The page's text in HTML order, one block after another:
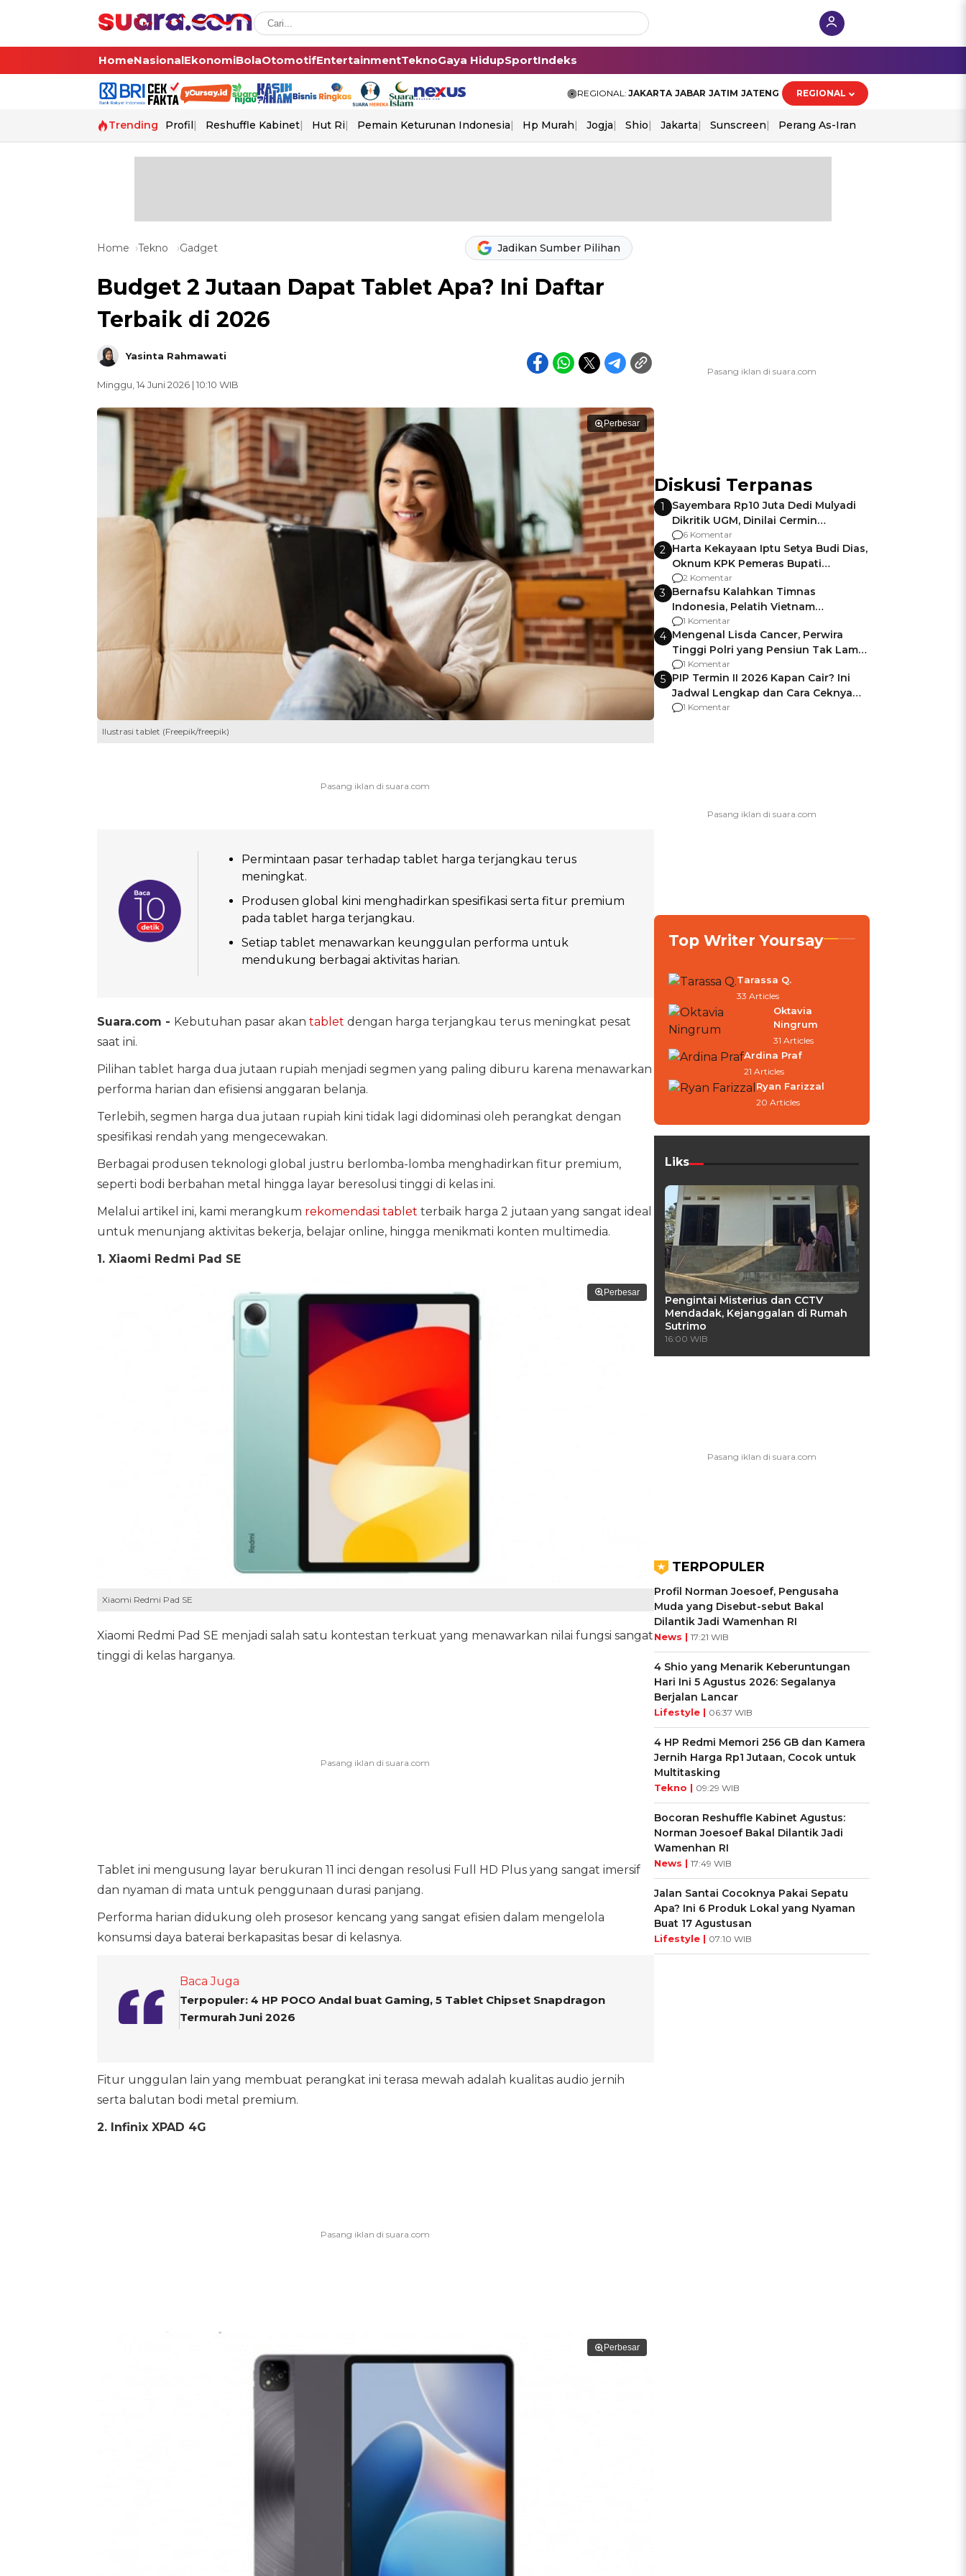
HomeNasionalEkonomiBolaOtomotifEntertainmentTeknoGaya HidupSportIndeks
REGIONAL: JAKARTA JABAR JATIM JATENG REGIONAL
Trending Profil Reshuffle Kabinet Hut Ri Pemain Keturunan Indonesia Hp Murah Jogja Shio Jakarta Sunscreen Perang As-Iran
Home Tekno Gadget Jadikan Sumber Pilihan
Budget 2 Jutaan Dapat Tablet Apa? Ini Daftar
Terbaik di 2026
Yasinta Rahmawati
Minggu, 14 Juni 2026 | 10:10 WIB
Perbesar
Ilustrasi tablet (Freepik/freepik)
Permintaan pasar terhadap tablet harga terjangkau terus
meningkat.
Produsen global kini menghadirkan spesifikasi serta fitur premium
pada tablet harga terjangkau.
Setiap tablet menawarkan keunggulan performa untuk
mendukung berbagai aktivitas harian.
Suara.com - Kebutuhan pasar akan tablet dengan harga terjangkau terus meningkat pesat
saat ini.
Pilihan tablet harga dua jutaan rupiah menjadi segmen yang paling diburu karena menawarkan
performa harian dan efisiensi anggaran belanja.
Terlebih, segmen harga dua jutaan rupiah kini tidak lagi didominasi oleh perangkat dengan
spesifikasi rendah yang mengecewakan.
Berbagai produsen teknologi global justru berlomba-lomba menghadirkan fitur premium,
seperti bodi berbahan metal hingga layar beresolusi tinggi di kelas ini.
Melalui artikel ini, kami merangkum rekomendasi tablet terbaik harga 2 jutaan yang sangat ideal
untuk menunjang aktivitas bekerja, belajar online, hingga menikmati konten multimedia.
1. Xiaomi Redmi Pad SE
Perbesar
Xiaomi Redmi Pad SE
Xiaomi Redmi Pad SE menjadi salah satu kontestan terkuat yang menawarkan nilai fungsi sangat
tinggi di kelas harganya.
Tablet ini mengusung layar berukuran 11 inci dengan resolusi Full HD Plus yang sangat imersif
dan nyaman di mata untuk penggunaan durasi panjang.
Performa harian didukung oleh prosesor kencang yang sangat efisien dalam mengelola
konsumsi daya baterai berkapasitas besar di kelasnya.
Baca Juga
Terpopuler: 4 HP POCO Andal buat Gaming, 5 Tablet Chipset Snapdragon
Termurah Juni 2026
Fitur unggulan lain yang membuat perangkat ini terasa mewah adalah kualitas audio jernih
serta balutan bodi metal premium.
2. Infinix XPAD 4G
Perbesar
Diskusi Terpanas
1
Sayembara Rp10 Juta Dedi Mulyadi
Dikritik UGM, Dinilai Cermin
Gagalnya Negara Jamin Keamanan
6 Komentar
2 Harta Kekayaan Iptu Setya Budi Dias,
Oknum KPK Pemeras Bupati
Pemalang
2 Komentar
3 Bernafsu Kalahkan Timnas
Indonesia, Pelatih Vietnam
Berencana Pakai Jimat di Pakansari
1 Komentar
4 Mengenal Lisda Cancer, Perwira
Tinggi Polri yang Pensiun Tak Lama
Usai Jadi Brigjen
1 Komentar
5 PIP Termin II 2026 Kapan Cair? Ini
Jadwal Lengkap dan Cara Ceknya
agar Dana Tidak Hangus!
1 Komentar
Top Writer Yoursay
Tarassa Q.
33 Articles
Oktavia
Ningrum
31 Articles
Ardina Praf
21 Articles
Ryan Farizzal
20 Articles
Liks
Pengintai Misterius dan CCTV
Mendadak, Kejanggalan di Rumah
Sutrimo
16:00 WIB
TERPOPULER
Profil Norman Joesoef, Pengusaha
Muda yang Disebut-sebut Bakal
Dilantik Jadi Wamenhan RI
News | 17:21 WIB
4 Shio yang Menarik Keberuntungan
Hari Ini 5 Agustus 2026: Segalanya
Berjalan Lancar
Lifestyle | 06:37 WIB
4 HP Redmi Memori 256 GB dan Kamera
Jernih Harga Rp1 Jutaan, Cocok untuk
Multitasking
Tekno | 09:29 WIB
Bocoran Reshuffle Kabinet Agustus:
Norman Joesoef Bakal Dilantik Jadi
Wamenhan RI
News | 17:49 WIB
Jalan Santai Cocoknya Pakai Sepatu
Apa? Ini 6 Produk Lokal yang Nyaman
Buat 17 Agustusan
Lifestyle | 07:10 WIB